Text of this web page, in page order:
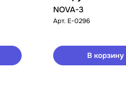
NOVA-3
Арт. E-0296
В корзину